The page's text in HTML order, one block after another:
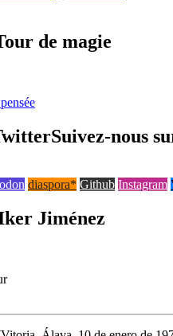
de magie
Suivez-nous
diaspora* Github Instagram
Jiménez